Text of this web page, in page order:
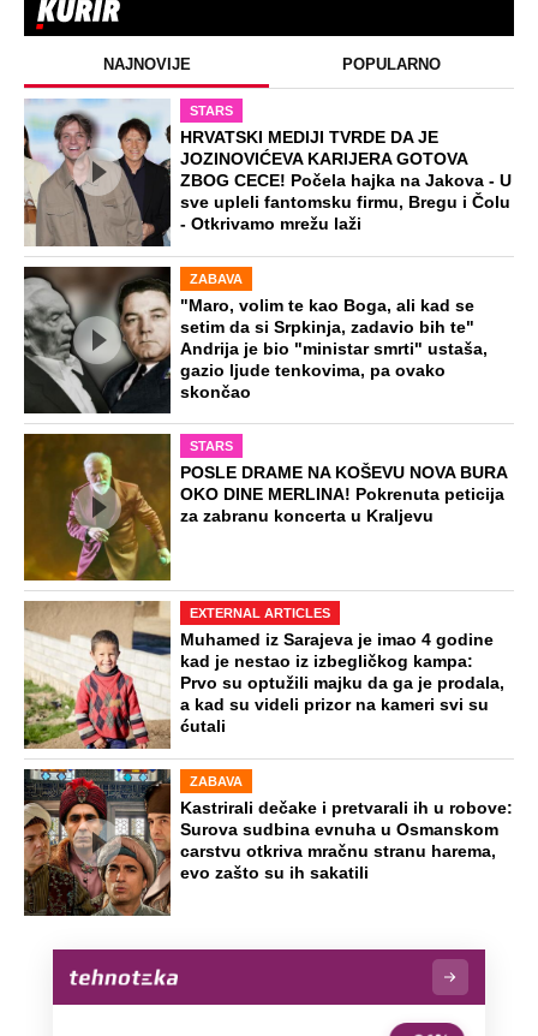
NAJNOVIJE POPULARNO
STARS
HRVATSKI MEDIJI TVRDE DA JE
JOZINOVIĆEVA KARIJERA GOTOVA
ZBOG CECE! Počela hajka na Jakova - U
sve upleli fantomsku firmu, Bregu i Čolu
- Otkrivamo mrežu laži
ZABAVA
"Maro, volim te kao Boga, ali kad se
setim da si Srpkinja, zadavio bih te"
Andrija je bio "ministar smrti" ustaša,
gazio ljude tenkovima, pa ovako
skončao
STARS
POSLE DRAME NA KOŠEVU NOVA BURA
OKO DINE MERLINA! Pokrenuta peticija
za zabranu koncerta u Kraljevu
EXTERNAL ARTICLES
Muhamed iz Sarajeva je imao 4 godine
kad je nestao iz izbegličkog kampa:
Prvo su optužili majku da ga je prodala,
a kad su videli prizor na kameri svi su
ćutali
ZABAVA
Kastrirali dečake i pretvarali ih u robove:
Surova sudbina evnuha u Osmanskom
carstvu otkriva mračnu stranu harema,
evo zašto su ih sakatili